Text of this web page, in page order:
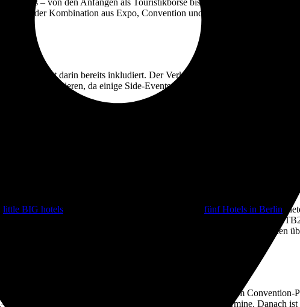
In der Kombination aus Expo, Convention und Geburtstagselementen
Teilnahme ist darin bereits inkludiert. Der Verkauf startet laut ITB
registrieren, da einige Side-Events und Sessions limitiert sind und
Das Gelände ist groß, aber logisch erschlossen; mehrere
Tech-Hallen, CityCube-Formaten und Destinationen. Wer das volle
little BIG hotels fünf Hotels in Berlin
auch einen vergünstigten Aufenthalt an. Mit dem Rabatt-Code
möglich. Das Messegelände liegt im Westen Berlins, optimal angebunden
allen unseren Hotels in 20 bis 30 Minuten vor Ort.
Jubiläumsflair, hoher Dichte an Entscheider:innen und einem Convention-
März im Kalender und sichert sich früh Tickets sowie Termine. Danach